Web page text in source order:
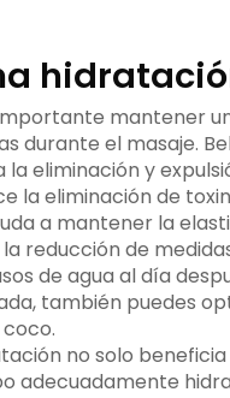
mantener
durante el masaje.
eliminación y
la eliminación de
a mantener la
reducción de
de agua al día
también puedes
no solo
adecuadamente